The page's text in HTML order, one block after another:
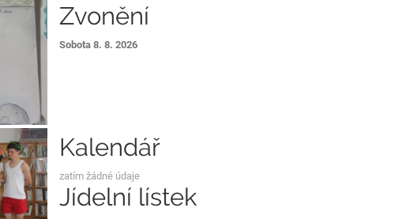
Zvonění
Sobota 8. 8. 2026
Kalendář
zatím žádné údaje
Jídelní lístek